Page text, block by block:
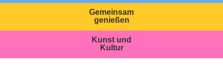
Gemeinsam
genießen
Kunst und
Kultur